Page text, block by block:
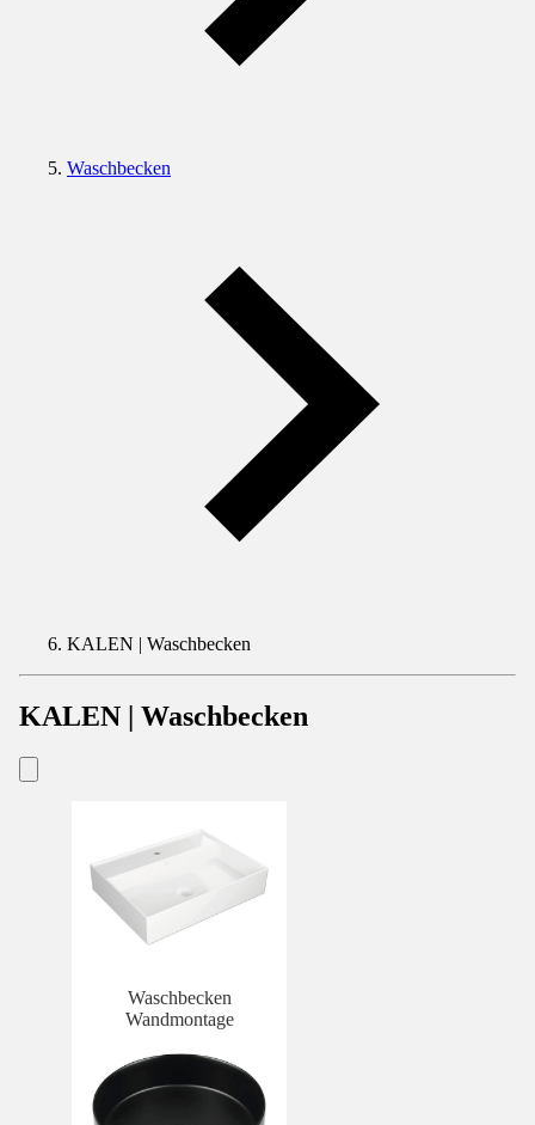
Waschbecken
KALEN | Waschbecken
KALEN | Waschbecken
Waschbecken
Wandmontage